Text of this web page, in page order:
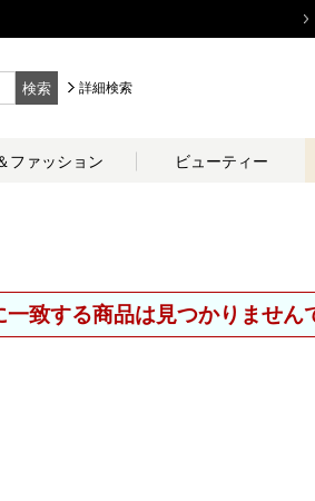
検索 詳細検索
ファッション ビューティー
一致する商品は見つかりません